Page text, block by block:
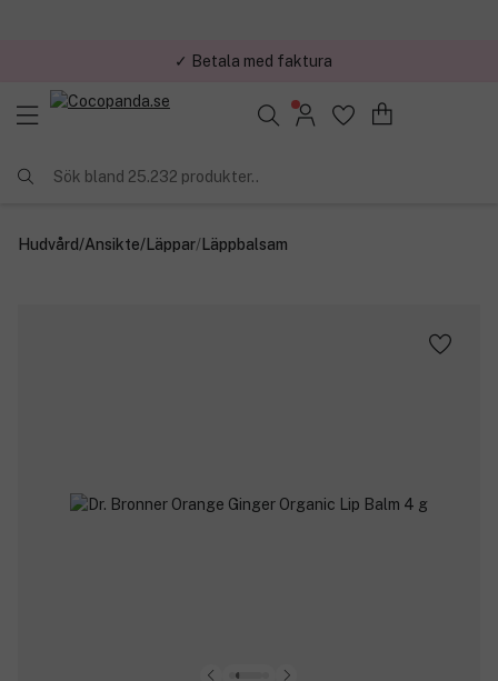
Sök bland 25.232 produkter..
Hudvård/Ansikte/Läppar/Läppbalsam